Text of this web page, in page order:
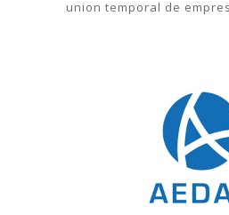
union temporal de